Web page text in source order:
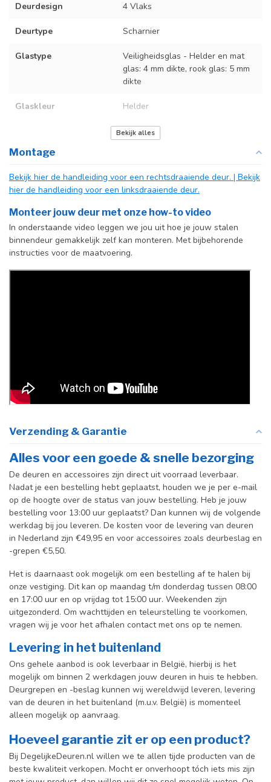
Deurdesign 4 Vlaks
Deurtype Scharnier
Glastype
Veiligheidsglas - Helder en mat
glas: 4 mm dikte, rook glas: 5 mm
dikte
Glaskleur Helder
U kunt een tabel vinden met de
Kozijnmaat
U kunt een tabel vinden met de
exacte kozijnmaten in de
specificatievak.
Incl. deurgreep Standaard Deurgreep Binnendeur
Bekijk alles
Montage
Bekijk hier de handleiding voor een rechtsdraaiende deur. | Bekijk
hier de handleiding voor een linksdraaiende deur.
Monteer jouw deur met onze how-to video
In onderstaande video leggen we jou uit hoe je jouw stalen
binnendeur gemakkelijk zelf kan monteren. Met bijbehorende
instructies voor de maatvoering.
Verzending & Garantie
Alles voor een goede & snelle bezorging
De deuren en accessoires zijn direct uit voorraad leverbaar.
Nadat je een bestelling hebt geplaatst, houden we je per e-mail
op de hoogte over de status van jouw bestelling. Heb je jouw
bestelling voor 13:00 uur geplaatst? Dan kunnen wij de volgende
werkdag bij jou leveren. De kosten voor de levering van deuren
in Nederland zijn €49,95 en voor accessoires zoals deurbeslag en
-grepen €5,50.
Het is daarnaast ook mogelijk om een bestelling af te halen bij
onze vestiging. Dit kan op maandag t/m donderdag tussen 08:00
en 17:00 uur en op vrijdag tot 15:00 uur. Weekenden zijn
uitgezonderd. Om wachttijden en teleurstelling te voorkomen,
vragen wij je voor het afhalen contact met ons op te nemen.
Levering in het buitenland
Ons gehele aanbod is ook leverbaar in België, hierbij is het
mogelijk om binnen 2 werkdagen jouw deuren in huis te hebben.
Deurgrepen en -beslag kunnen wij wereldwijd leveren, levering
van de deuren in het buitenland (m.u.v. België) is momenteel
alleen mogelijk op aanvraag.
Hoeveel garantie zit er op een product?
Bij DegelijkeDeuren.nl willen we te allen tijde producten van de
beste kwaliteit verkopen. Mocht er onverhoopt tóch iets mis zijn